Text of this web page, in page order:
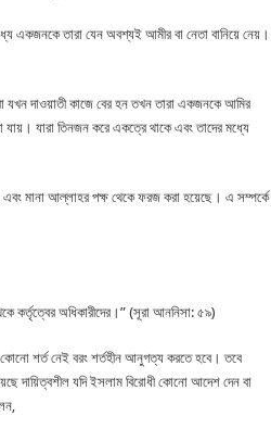
একজনকে তারা যেন অবশ্যই আমীর বা নেতা বানিয়ে নেয়।
যখন দাওয়াতী কাজে বের হন তখন তারা একজনকে আমির
যায়। যারা তিনজন করে একত্রে থাকে এবং তাদের মধ্যে
মানা আল্লাহর পক্ষ থেকে ফরজ করা হয়েছে। এ সম্পর্কে
অধিকারীদের।” (সূরা আননিসা: ৫৯)
শর্ত নেই বরং শর্তহীন আনুগত্য করতে হবে। তবে
দায়িত্বশীল যদি ইসলাম বিরোধী কোনো আদেশ দেন বা